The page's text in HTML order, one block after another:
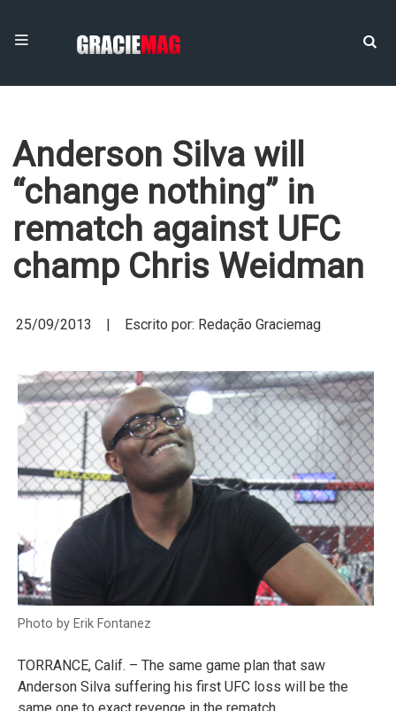
Anderson Silva will
“change nothing” in
rematch against UFC
champ Chris Weidman
25/09/2013 | Escrito por: Redação Graciemag
Photo by Erik Fontanez
TORRANCE, Calif. – The same game plan that saw
Anderson Silva suffering his first UFC loss will be the
same one to exact revenge in the rematch.